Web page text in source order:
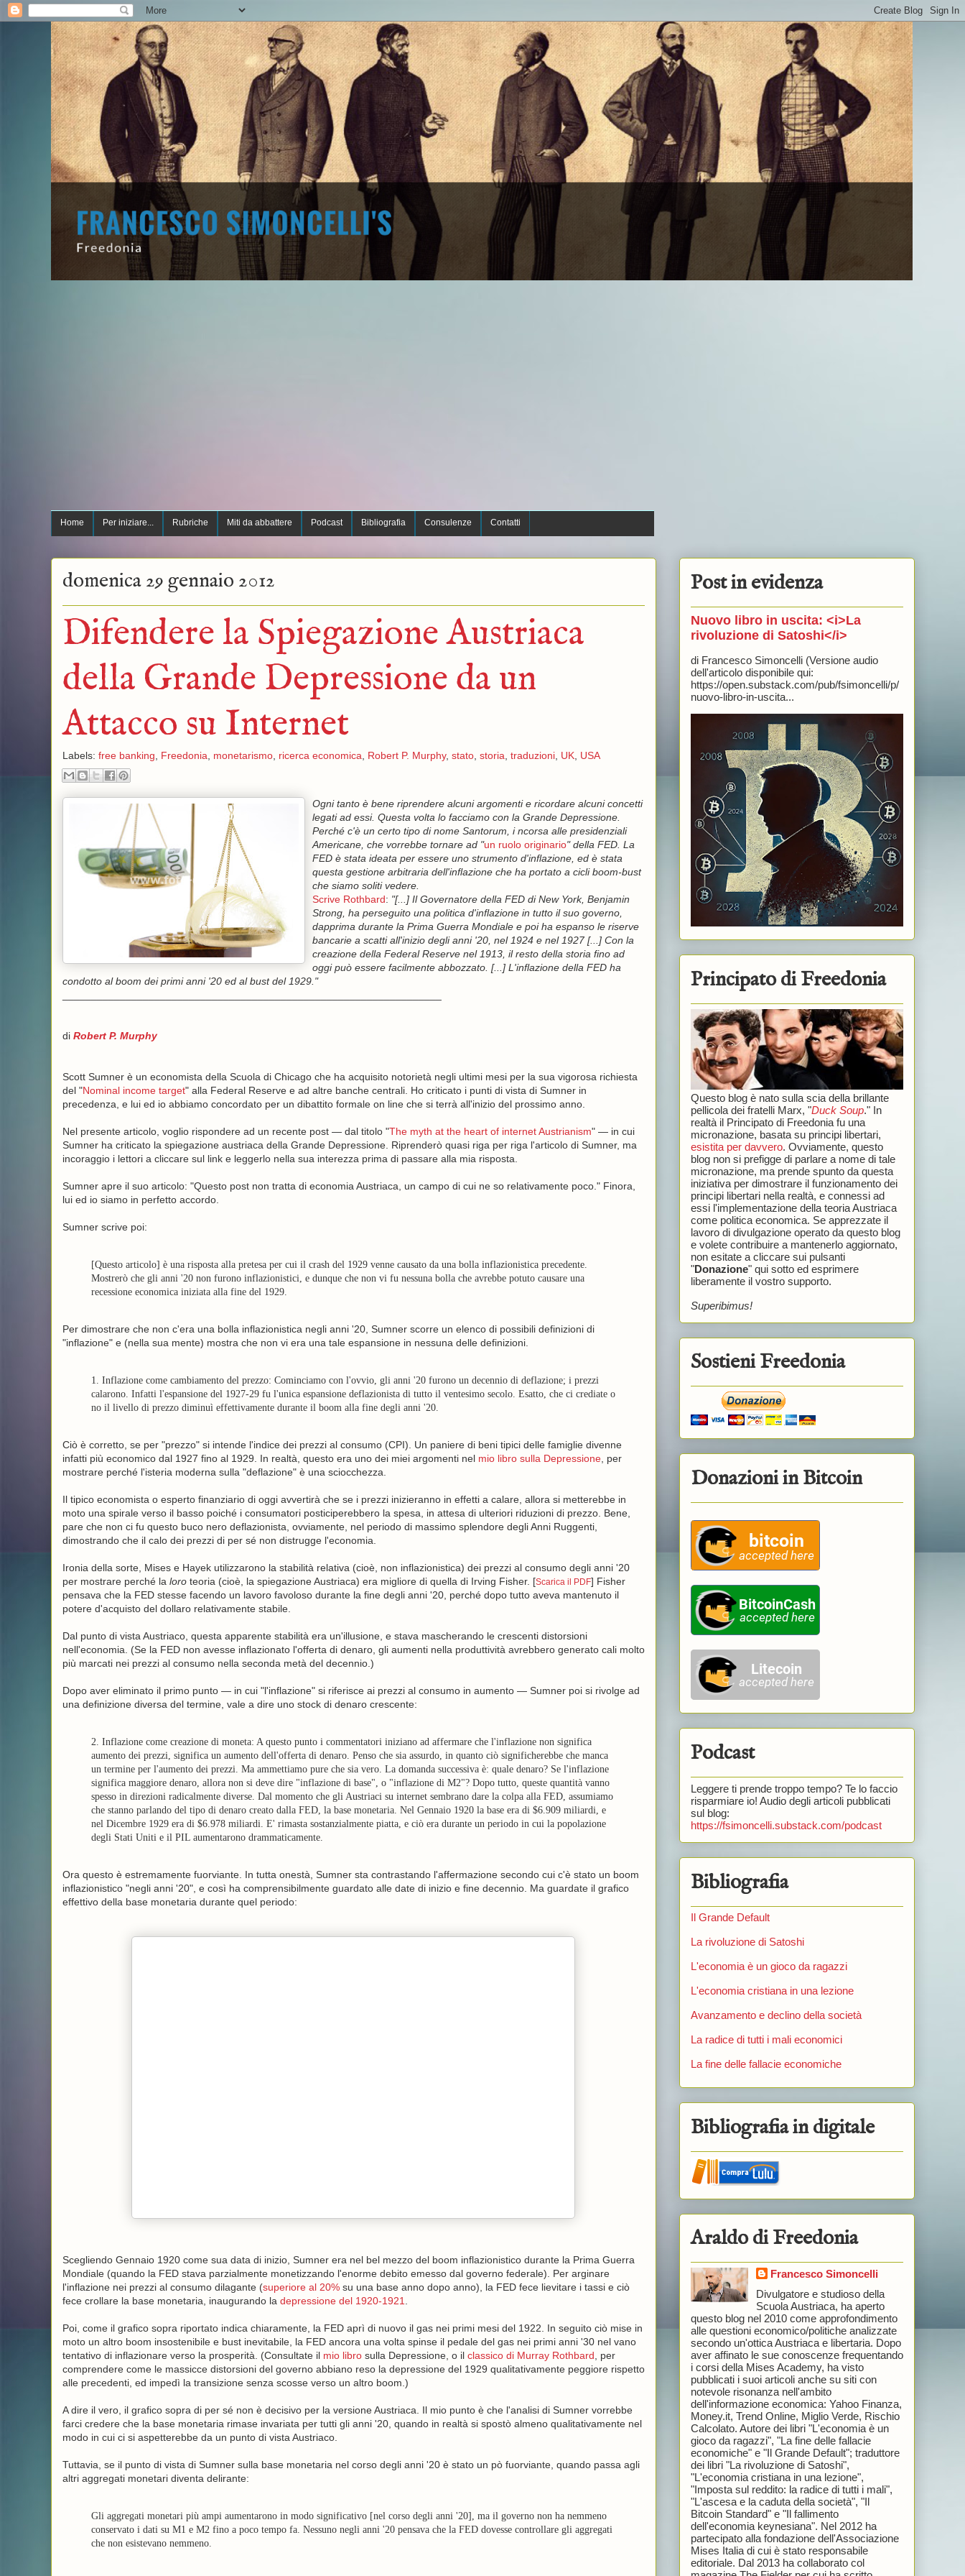
Home Per iniziare... Rubriche Miti da abbattere Podcast Bibliografia Consulenze Contatti
domenica 29 gennaio 2012
Difendere la Spiegazione Austriaca
della Grande Depressione da un
Attacco su Internet
Labels: free banking Freedonia monetarismo, ricerca economica Robert P. Murphy, stato, storia traduzioni, UK, USA
Ogni tanto è bene riprendere alcuni argomenti e ricordare alcuni concetti
legati ad essi. Questa volta lo facciamo con la Grande Depressione.
Perché c'è un certo tipo di nome Santorum, i ncorsa alle presidenziali
Americane, che vorrebbe tornare ad "un ruolo originario" della FED. La
FED è stata ideata per essere uno strumento d'inflazione, ed è stata
questa gestione arbitraria dell'inflazione che ha portato a cicli boom-bust
che siamo soliti vedere.
Scrive Rothbard: "[...] Il Governatore della FED di New York, Benjamin
Strong, ha perseguito una politica d'inflazione in tutto il suo governo,
dapprima durante la Prima Guerra Mondiale e poi ha espanso le riserve
bancarie a scatti all'inizio degli anni '20, nel 1924 e nel 1927 [...] Con la
creazione della Federal Reserve nel 1913, il resto della storia fino ad
oggi può essere facilmente abbozzato. [...] L'inflazione della FED ha
condotto al boom dei primi anni '20 ed al bust del 1929."
di Robert P. Murphy
Scott Sumner è un economista della Scuola di Chicago che ha acquisito notorietà negli ultimi mesi per la sua vigorosa richiesta
del "Nominal income target" alla Federal Reserve e ad altre banche centrali. Ho criticato i punti di vista di Sumner in
precedenza, e lui ed io abbiamo concordato per un dibattito formale on line che si terrà all'inizio del prossimo anno.
Nel presente articolo, voglio rispondere ad un recente post — dal titolo "The myth at the heart of internet Austrianism" — in cui
Sumner ha criticato la spiegazione austriaca della Grande Depressione. Riprenderò quasi riga per riga l'articolo di Sumner, ma
incoraggio i lettori a cliccare sul link e leggerlo nella sua interezza prima di passare alla mia risposta.
Sumner apre il suo articolo: "Questo post non tratta di economia Austriaca, un campo di cui ne so relativamente poco." Finora,
lui ed io siamo in perfetto accordo.
Sumner scrive poi:
[Questo articolo] è una risposta alla pretesa per cui il crash del 1929 venne causato da una bolla inflazionistica precedente.
Mostrerò che gli anni '20 non furono inflazionistici, e dunque che non vi fu nessuna bolla che avrebbe potuto causare una
recessione economica iniziata alla fine del 1929.
Per dimostrare che non c'era una bolla inflazionistica negli anni '20, Sumner scorre un elenco di possibili definizioni di
"inflazione" e (nella sua mente) mostra che non vi era una tale espansione in nessuna delle definizioni.
1. Inflazione come cambiamento del prezzo: Cominciamo con l'ovvio, gli anni '20 furono un decennio di deflazione; i prezzi
calarono. Infatti l'espansione del 1927-29 fu l'unica espansione deflazionista di tutto il ventesimo secolo. Esatto, che ci crediate o
no il livello di prezzo diminuì effettivamente durante il boom alla fine degli anni '20.
Ciò è corretto, se per "prezzo" si intende l'indice dei prezzi al consumo (CPI). Un paniere di beni tipici delle famiglie divenne
infatti più economico dal 1927 fino al 1929. In realtà, questo era uno dei miei argomenti nel mio libro sulla Depressione, per
mostrare perché l'isteria moderna sulla "deflazione" è una sciocchezza.
Il tipico economista o esperto finanziario di oggi avvertirà che se i prezzi inizieranno in effetti a calare, allora si metterebbe in
moto una spirale verso il basso poiché i consumatori posticiperebbero la spesa, in attesa di ulteriori riduzioni di prezzo. Bene,
pare che non ci fu questo buco nero deflazionista, ovviamente, nel periodo di massimo splendore degli Anni Ruggenti,
dimostrando che il calo dei prezzi di per sé non distrugge l'economia.
Ironia della sorte, Mises e Hayek utilizzarono la stabilità relativa (cioè, non inflazionistica) dei prezzi al consumo degli anni '20
per mostrare perché la loroteoria (cioè, la spiegazione Austriaca) era migliore di quella di Irving Fisher. [Scarica il PDF] Fisher
pensava che la FED stesse facendo un lavoro favoloso durante la fine degli anni '20, perché dopo tutto aveva mantenuto il
potere d'acquisto del dollaro relativamente stabile.
Dal punto di vista Austriaco, questa apparente stabilità era un'illusione, e stava mascherando le crescenti distorsioni
nell'economia. (Se la FED non avesse inflazionato l'offerta di denaro, gli aumenti nella produttività avrebbero generato cali molto
più marcati nei prezzi al consumo nella seconda metà del decennio.)
Dopo aver eliminato il primo punto — in cui "l'inflazione" si riferisce ai prezzi al consumo in aumento — Sumner poi si rivolge ad
una definizione diversa del termine, vale a dire uno stock di denaro crescente:
2. Inflazione come creazione di moneta: A questo punto i commentatori iniziano ad affermare che l'inflazione non significa
aumento dei prezzi, significa un aumento dell'offerta di denaro. Penso che sia assurdo, in quanto ciò significherebbe che manca
un termine per l'aumento dei prezzi. Ma ammettiamo pure che sia vero. La domanda successiva è: quale denaro? Se l'inflazione
significa maggiore denaro, allora non si deve dire "inflazione di base", o "inflazione di M2"? Dopo tutto, queste quantità vanno
spesso in direzioni radicalmente diverse. Dal momento che gli Austriaci su internet sembrano dare la colpa alla FED, assumiamo
che stanno parlando del tipo di denaro creato dalla FED, la base monetaria. Nel Gennaio 1920 la base era di $6.909 miliardi, e
nel Dicembre 1929 era di $6.978 miliardi. E' rimasta sostanzialmente piatta, e ciò era durante un periodo in cui la popolazione
degli Stati Uniti e il PIL aumentarono drammaticamente.
Ora questo è estremamente fuorviante. In tutta onestà, Sumner sta contrastando l'affermazione secondo cui c'è stato un boom
inflazionistico "negli anni '20", e così ha comprensibilmente guardato alle date di inizio e fine decennio. Ma guardate il grafico
effettivo della base monetaria durante quel periodo:
Scegliendo Gennaio 1920 come sua data di inizio, Sumner era nel bel mezzo del boom inflazionistico durante la Prima Guerra
Mondiale (quando la FED stava parzialmente monetizzando l'enorme debito emesso dal governo federale). Per arginare
l'inflazione nei prezzi al consumo dilagante (superiore al 20%su una base anno dopo anno), la FED fece lievitare i tassi e ciò
fece crollare la base monetaria, inaugurando la depressione del 1920-1921
Poi, come il grafico sopra riportato indica chiaramente, la FED aprì di nuovo il gas nei primi mesi del 1922. In seguito ciò mise in
moto un altro boom insostenibile e bust inevitabile, la FED ancora una volta spinse il pedale del gas nei primi anni '30 nel vano
tentativo di inflazionare verso la prosperità. (Consultate il mio librosulla Depressione, o il classico di Murray Rothbard , per
comprendere come le massicce distorsioni del governo abbiano reso la depressione del 1929 qualitativamente peggiore rispetto
alle precedenti, ed impedì la transizione senza scosse verso un altro boom.)
A dire il vero, il grafico sopra di per sé non è decisivo per la versione Austriaca. Il mio punto è che l'analisi di Sumner vorrebbe
farci credere che la base monetaria rimase invariata per tutti gli anni '20, quando in realtà si spostò almeno qualitativamente nel
modo in cui ci si aspetterebbe da un punto di vista Austriaco.
Tuttavia, se il punto di vista di Sumner sulla base monetaria nel corso degli anni '20 è stato un pò fuorviante, quando passa agli
altri aggregati monetari diventa delirante:
Gli aggregati monetari più ampi aumentarono in modo significativo [nel corso degli anni '20], ma il governo non ha nemmeno
conservato i dati su M1 e M2 fino a poco tempo fa. Nessuno negli anni '20 pensava che la FED dovesse controllare gli aggregati
che non esistevano nemmeno.
Post in evidenza
Nuovo libro in uscita: <i>La
rivoluzione di Satoshi</i>
di Francesco Simoncelli (Versione audio
dell'articolo disponibile qui:
https://open.substack.com/pub/fsimoncelli/p/
nuovo-libro-in-uscita...
Principato di Freedonia
Questo blog è nato sulla scia della brillante
pellicola dei fratelli Marx, "Duck Soup." In
realtà il Principato di Freedonia fu una
micronazione, basata su principi libertari,
esistita per davvero. Ovviamente, questo
blog non si prefigge di parlare a nome di tale
micronazione, ma prende spunto da questa
iniziativa per dimostrare il funzionamento dei
principi libertari nella realtà, e connessi ad
essi l'implementazione della teoria Austriaca
come politica economica. Se apprezzate il
lavoro di divulgazione operato da questo blog
e volete contribuire a mantenerlo aggiornato,
non esitate a cliccare sui pulsanti
"Donazione" qui sotto ed esprimere
liberamente il vostro supporto.
Superibimus!
Sostieni Freedonia
Donazioni in Bitcoin
Podcast
Leggere ti prende troppo tempo? Te lo faccio
risparmiare io! Audio degli articoli pubblicati
sul blog:
https://fsimoncelli.substack.com/podcast
Bibliografia
Il Grande Default
La rivoluzione di Satoshi
L'economia è un gioco da ragazzi
L'economia cristiana in una lezione
Avanzamento e declino della società
La radice di tutti i mali economici
La fine delle fallacie economiche
Bibliografia in digitale
Araldo di Freedonia
Francesco Simoncelli
Divulgatore e studioso della
Scuola Austriaca, ha aperto
questo blog nel 2010 come approfondimento
alle questioni economico/politiche analizzate
secondo un'ottica Austriaca e libertaria. Dopo
aver affinato le sue conoscenze frequentando
i corsi della Mises Academy, ha visto
pubblicati i suoi articoli anche su siti con
notevole risonanza nell'ambito
dell'informazione economica: Yahoo Finanza,
Money.it, Trend Online, Miglio Verde, Rischio
Calcolato. Autore dei libri "L'economia è un
gioco da ragazzi", "La fine delle fallacie
economiche" e "Il Grande Default"; traduttore
dei libri "La rivoluzione di Satoshi",
"L'economia cristiana in una lezione",
"Imposta sul reddito: la radice di tutti i mali",
"L'ascesa e la caduta della società", "Il
Bitcoin Standard" e "Il fallimento
dell'economia keynesiana". Nel 2012 ha
partecipato alla fondazione dell'Associazione
Mises Italia di cui è stato responsabile
editoriale. Dal 2013 ha collaborato col